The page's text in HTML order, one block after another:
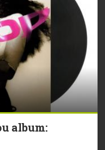
album: